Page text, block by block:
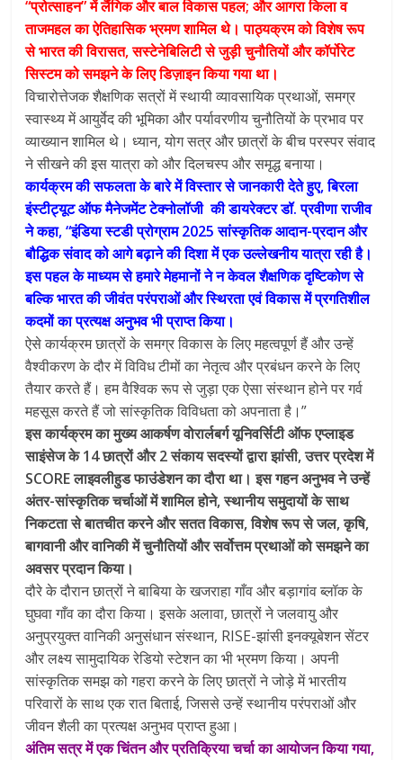
“प्रोत्साहन” में लैंगिक और बाल विकास पहल; और आगरा किला व
ताजमहल का ऐतिहासिक भ्रमण शामिल थे। पाठ्यक्रम को विशेष रूप
से भारत की विरासत, सस्टेनेबिलिटी से जुड़ी चुनौतियों और कॉर्पोरेट
सिस्टम को समझने के लिए डिज़ाइन किया गया था।
विचारोत्तेजक शैक्षणिक सत्रों में स्थायी व्यावसायिक प्रथाओं, समग्र
स्वास्थ्य में आयुर्वेद की भूमिका और पर्यावरणीय चुनौतियों के प्रभाव पर
व्याख्यान शामिल थे। ध्यान, योग सत्र और छात्रों के बीच परस्पर संवाद
ने सीखने की इस यात्रा को और दिलचस्प और समृद्ध बनाया।
कार्यक्रम की सफलता के बारे में विस्तार से जानकारी देते हुए, बिरला
इंस्टीट्यूट ऑफ मैनेजमेंट टेक्नोलॉजी की डायरेक्टर डॉ. प्रवीणा राजीव
ने कहा, “इंडिया स्टडी प्रोग्राम 2025 सांस्कृतिक आदान-प्रदान और
बौद्धिक संवाद को आगे बढ़ाने की दिशा में एक उल्लेखनीय यात्रा रही है।
इस पहल के माध्यम से हमारे मेहमानों ने न केवल शैक्षणिक दृष्टिकोण से
बल्कि भारत की जीवंत परंपराओं और स्थिरता एवं विकास में प्रगतिशील
कदमों का प्रत्यक्ष अनुभव भी प्राप्त किया।
ऐसे कार्यक्रम छात्रों के समग्र विकास के लिए महत्वपूर्ण हैं और उन्हें
वैश्वीकरण के दौर में विविध टीमों का नेतृत्व और प्रबंधन करने के लिए
तैयार करते हैं। हम वैश्विक रूप से जुड़ा एक ऐसा संस्थान होने पर गर्व
महसूस करते हैं जो सांस्कृतिक विविधता को अपनाता है।”
इस कार्यक्रम का मुख्य आकर्षण वोरार्लबर्ग यूनिवर्सिटी ऑफ एप्लाइड
साइंसेज के 14 छात्रों और 2 संकाय सदस्यों द्वारा झांसी, उत्तर प्रदेश में
SCORE लाइवलीहुड फाउंडेशन का दौरा था। इस गहन अनुभव ने उन्हें
अंतर-सांस्कृतिक चर्चाओं में शामिल होने, स्थानीय समुदायों के साथ
निकटता से बातचीत करने और सतत विकास, विशेष रूप से जल, कृषि,
बागवानी और वानिकी में चुनौतियों और सर्वोत्तम प्रथाओं को समझने का
अवसर प्रदान किया।
दौरे के दौरान छात्रों ने बाबिया के खजराहा गाँव और बड़ागांव ब्लॉक के
घुघवा गाँव का दौरा किया। इसके अलावा, छात्रों ने जलवायु और
अनुप्रयुक्त वानिकी अनुसंधान संस्थान, RISE-झांसी इनक्यूबेशन सेंटर
और लक्ष्य सामुदायिक रेडियो स्टेशन का भी भ्रमण किया। अपनी
सांस्कृतिक समझ को गहरा करने के लिए छात्रों ने जोड़े में भारतीय
परिवारों के साथ एक रात बिताई, जिससे उन्हें स्थानीय परंपराओं और
जीवन शैली का प्रत्यक्ष अनुभव प्राप्त हुआ।
अंतिम सत्र में एक चिंतन और प्रतिक्रिया चर्चा का आयोजन किया गया,